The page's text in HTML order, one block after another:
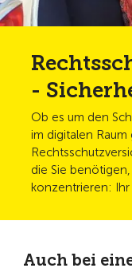
-
Ob es um den
im digitalen
die Sie
konzentrieren: Ihr
Auch bei